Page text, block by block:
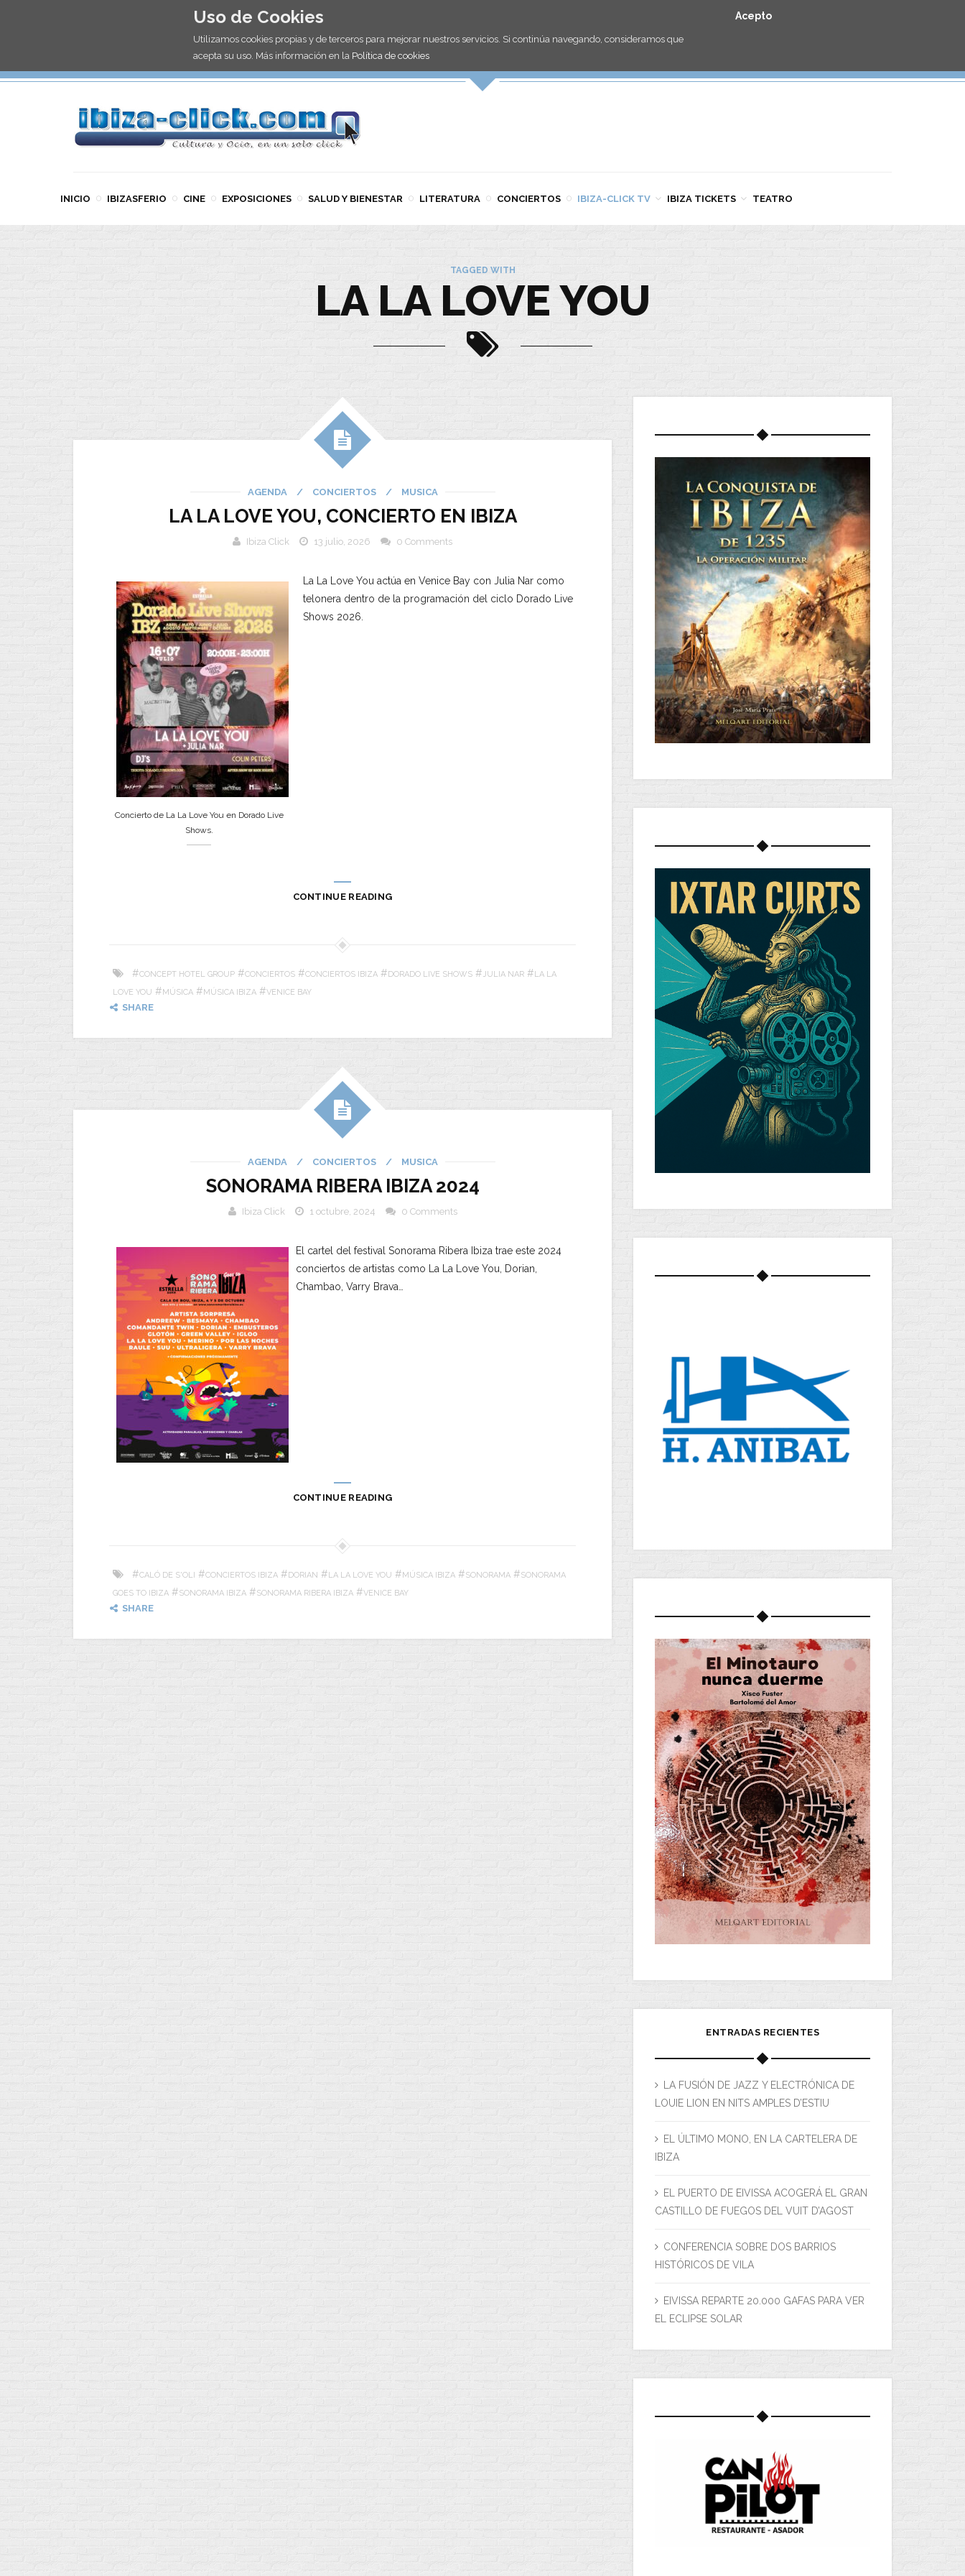
Uso de Cookies
Utilizamos cookies propias y de terceros para mejorar nuestros servicios. Si continúa navegando, consideramos que
acepta su uso. Más información en la Política de cookies
Acepto
INICIO IBIZASFERIO CINE EXPOSICIONES SALUD Y BIENESTAR LITERATURA CONCIERTOS IBIZA-CLICK TV IBIZA TICKETS TEATRO
TAGGED WITH
LA LA LOVE YOU
AGENDA / CONCIERTOS / MUSICA
LA LA LOVE YOU, CONCIERTO EN IBIZA
Ibiza Click 13 julio, 2026 0 Comments
Concierto de La La Love You en Dorado Live
Shows.
La La Love You actúa en Venice Bay con Julia Nar como
telonera dentro de la programación del ciclo Dorado Live
Shows 2026.
CONTINUE READING
#CONCEPT HOTEL GROUP #CONCIERTOS #CONCIERTOS IBIZA #DORADO LIVE SHOWS #JULIA NAR #LA LA
LOVE YOU #MÚSICA #MÚSICA IBIZA #VENICE BAY
SHARE
AGENDA / CONCIERTOS / MUSICA
SONORAMA RIBERA IBIZA 2024
Ibiza Click 1 octubre, 2024 0 Comments
El cartel del festival Sonorama Ribera Ibiza trae este 2024
conciertos de artistas como La La Love You, Dorian,
Chambao, Varry Brava…
CONTINUE READING
#CALÓ DE S'OLI #CONCIERTOS IBIZA #DORIAN #LA LA LOVE YOU #MÚSICA IBIZA #SONORAMA #SONORAMA
GOES TO IBIZA #SONORAMA IBIZA #SONORAMA RIBERA IBIZA #VENICE BAY
SHARE
ENTRADAS RECIENTES
LA FUSIÓN DE JAZZ Y ELECTRÓNICA DE
LOUIE LION EN NITS AMPLES D’ESTIU
EL ÚLTIMO MONO, EN LA CARTELERA DE
IBIZA
EL PUERTO DE EIVISSA ACOGERÁ EL GRAN
CASTILLO DE FUEGOS DEL VUIT D’AGOST
CONFERENCIA SOBRE DOS BARRIOS
HISTÓRICOS DE VILA
EIVISSA REPARTE 20.000 GAFAS PARA VER
EL ECLIPSE SOLAR